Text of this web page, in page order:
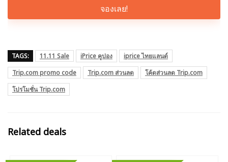
จองเลย!
TAGS: 11.11 Sale iPrice คูปอง
iprice ไทยแลนด์
Trip.com promo code
Trip.com ส่วนลด
โค้ดส่วนลด Trip.com
โปรโมชั่น Trip.com
Related deals